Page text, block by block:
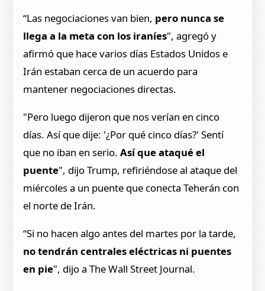
“Las negociaciones van bien, pero nunca se
llega a la meta con los iraníes", agregó y
afirmó que hace varios días Estados Unidos e
Irán estaban cerca de un acuerdo para
mantener negociaciones directas.
"Pero luego dijeron que nos verían en cinco
días. Así que dije: '¿Por qué cinco días?' Sentí
que no iban en serio. Así que ataqué el
puente", dijo Trump, refiriéndose al ataque del
miércoles a un puente que conecta Teherán con
el norte de Irán.
“Si no hacen algo antes del martes por la tarde,
no tendrán centrales eléctricas ni puentes
en pie", dijo a The Wall Street Journal.